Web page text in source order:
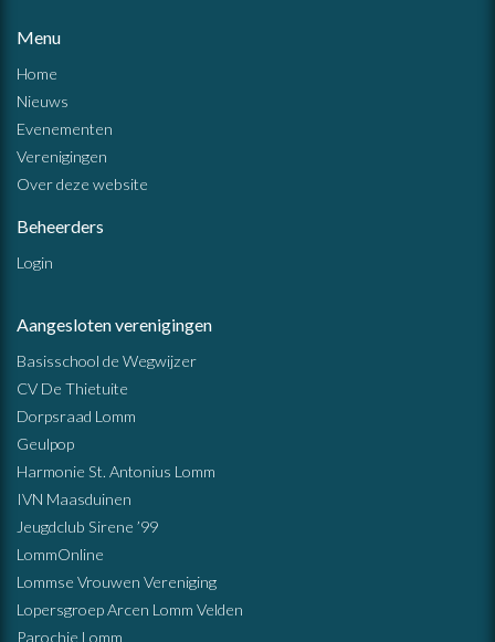
Menu
Home
Nieuws
Evenementen
Verenigingen
Over deze website
Beheerders
Login
Aangesloten verenigingen
Basisschool de Wegwijzer
CV De Thietuite
Dorpsraad Lomm
Geulpop
Harmonie St. Antonius Lomm
IVN Maasduinen
Jeugdclub Sirene ’99
LommOnline
Lommse Vrouwen Vereniging
Lopersgroep Arcen Lomm Velden
Parochie Lomm